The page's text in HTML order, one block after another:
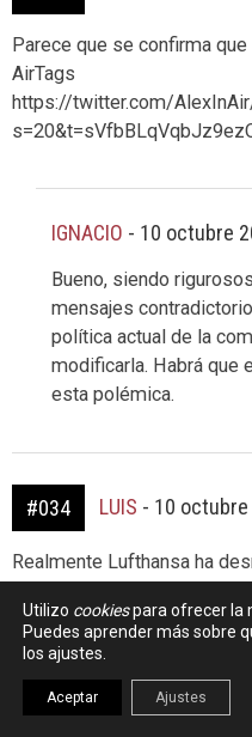
Parece que se confirma
AirTags
https://twitter.com/
IGNACIO - 10 octubre
Bueno, siendo
mensajes
política actual de la
modificarla. Habrá que
esta polémica.
#034 LUIS - 10
Realmente Lufthansa ha
https://
prohiben-llevar-airtags-en-
regulacion-aerea/
Utilizo cookiespara ofrecer la
Puedes aprender más sobre
los ajustes.
Aceptar Ajustes